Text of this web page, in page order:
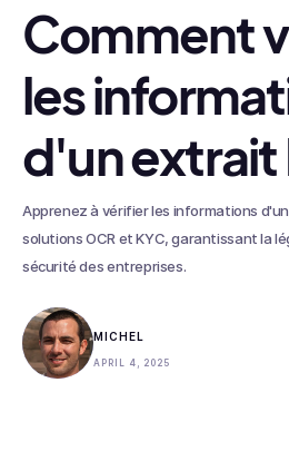
Comment
les
d'un extrait
Apprenez à vérifier les informations
solutions OCR et KYC, garantissant la
sécurité des entreprises.
MICHEL
APRIL 4, 2025